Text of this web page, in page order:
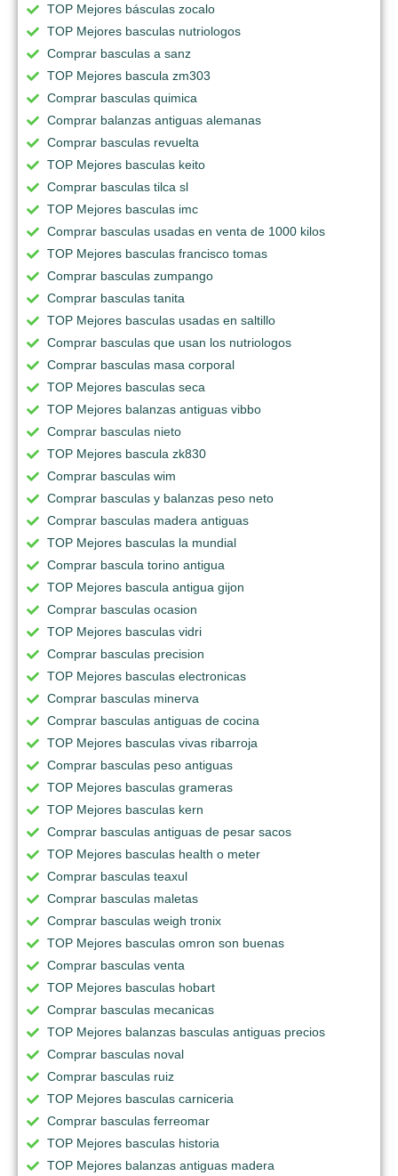
TOP Mejores básculas zocalo
TOP Mejores basculas nutriologos
Comprar basculas a sanz
TOP Mejores bascula zm303
Comprar basculas quimica
Comprar balanzas antiguas alemanas
Comprar basculas revuelta
TOP Mejores basculas keito
Comprar basculas tilca sl
TOP Mejores basculas imc
Comprar basculas usadas en venta de 1000 kilos
TOP Mejores basculas francisco tomas
Comprar basculas zumpango
Comprar basculas tanita
TOP Mejores basculas usadas en saltillo
Comprar basculas que usan los nutriologos
Comprar basculas masa corporal
TOP Mejores basculas seca
TOP Mejores balanzas antiguas vibbo
Comprar basculas nieto
TOP Mejores bascula zk830
Comprar basculas wim
Comprar basculas y balanzas peso neto
Comprar basculas madera antiguas
TOP Mejores basculas la mundial
Comprar bascula torino antigua
TOP Mejores bascula antigua gijon
Comprar basculas ocasion
TOP Mejores basculas vidri
Comprar basculas precision
TOP Mejores basculas electronicas
Comprar basculas minerva
Comprar basculas antiguas de cocina
TOP Mejores basculas vivas ribarroja
Comprar basculas peso antiguas
TOP Mejores basculas grameras
TOP Mejores basculas kern
Comprar basculas antiguas de pesar sacos
TOP Mejores basculas health o meter
Comprar basculas teaxul
Comprar basculas maletas
Comprar basculas weigh tronix
TOP Mejores basculas omron son buenas
Comprar basculas venta
TOP Mejores basculas hobart
Comprar basculas mecanicas
TOP Mejores balanzas basculas antiguas precios
Comprar basculas noval
Comprar basculas ruiz
TOP Mejores basculas carniceria
Comprar basculas ferreomar
TOP Mejores basculas historia
TOP Mejores balanzas antiguas madera